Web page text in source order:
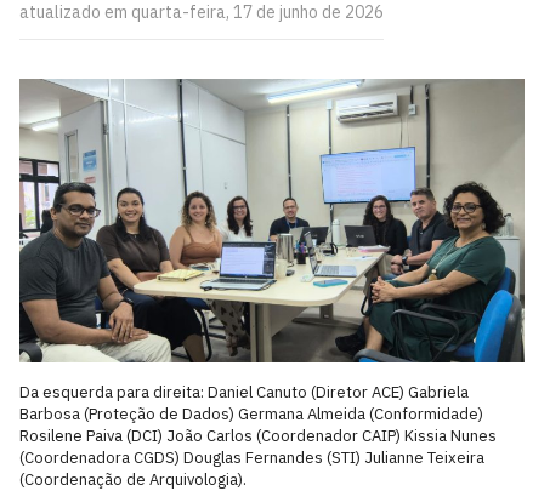
atualizado em quarta-feira, 17 de junho de 2026
Da esquerda para direita: Daniel Canuto (Diretor ACE) Gabriela
Barbosa (Proteção de Dados) Germana Almeida (Conformidade)
Rosilene Paiva (DCI) João Carlos (Coordenador CAIP) Kissia Nunes
(Coordenadora CGDS) Douglas Fernandes (STI) Julianne Teixeira
(Coordenação de Arquivologia).